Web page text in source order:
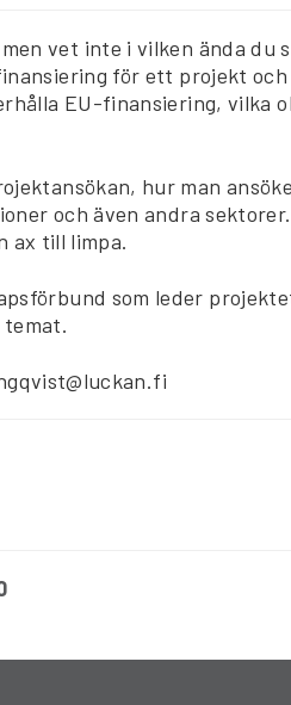
vet inte i vilken ända du
för ett projekt
EU-finansiering, vilka
hur man
och även andra
ax till limpa.
som leder
temat.